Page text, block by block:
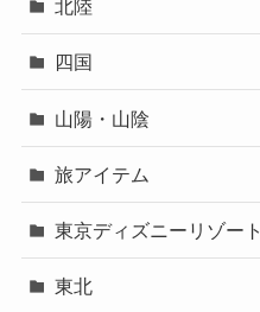
北陸
四国
山陽・山陰
旅アイテム
東京ディズニーリゾート
東北